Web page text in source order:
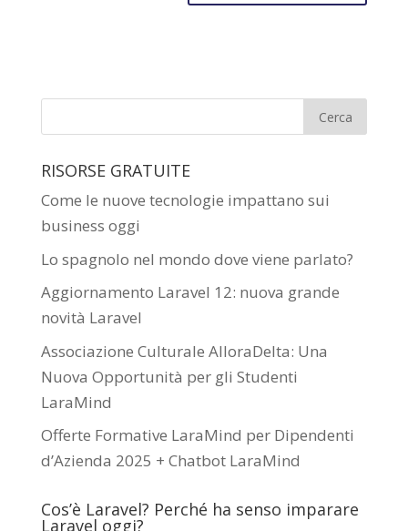
RISORSE GRATUITE
Come le nuove tecnologie impattano sui
business oggi
Lo spagnolo nel mondo dove viene parlato?
Aggiornamento Laravel 12: nuova grande
novità Laravel
Associazione Culturale AlloraDelta: Una
Nuova Opportunità per gli Studenti
LaraMind
Offerte Formative LaraMind per Dipendenti
d’Azienda 2025 + Chatbot LaraMind
Cos’è Laravel? Perché ha senso imparare
Laravel oggi?